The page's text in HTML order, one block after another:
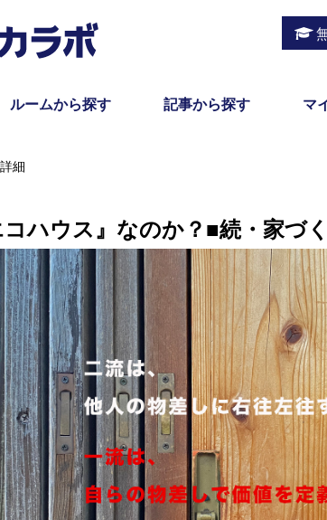
ルームから探す 記事から探す マ
細
ハウス』なのか？■続・家づ